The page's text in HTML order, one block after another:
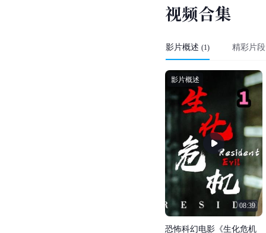
视频合集
影片概述 (1) 精彩片段
08:39
影片概述
恐怖科幻电影 《生化危机